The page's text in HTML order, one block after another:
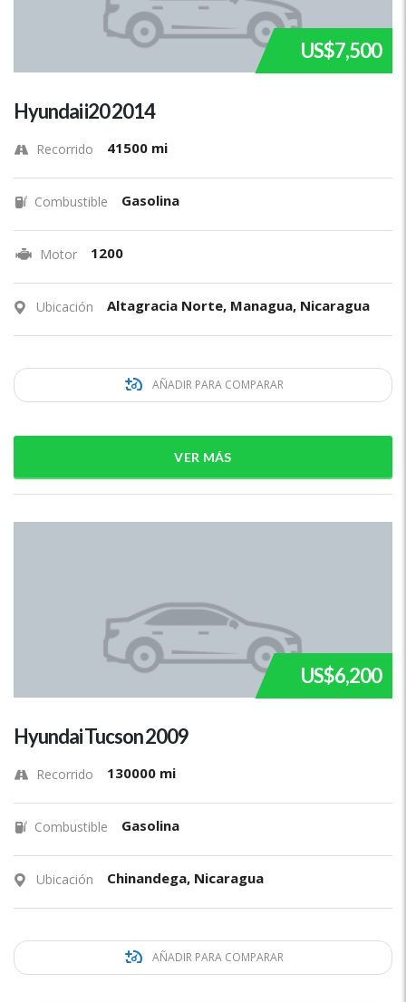
US$7,500
Hyundai i20 2014
Recorrido 41500 mi
Combustible Gasolina
Motor 1200
Ubicación Altagracia Norte, Managua, Nicaragua
AÑADIR PARA COMPARAR
VER MÁS
US$6,200
Hyundai Tucson 2009
Recorrido 130000 mi
Combustible Gasolina
Ubicación Chinandega, Nicaragua
AÑADIR PARA COMPARAR